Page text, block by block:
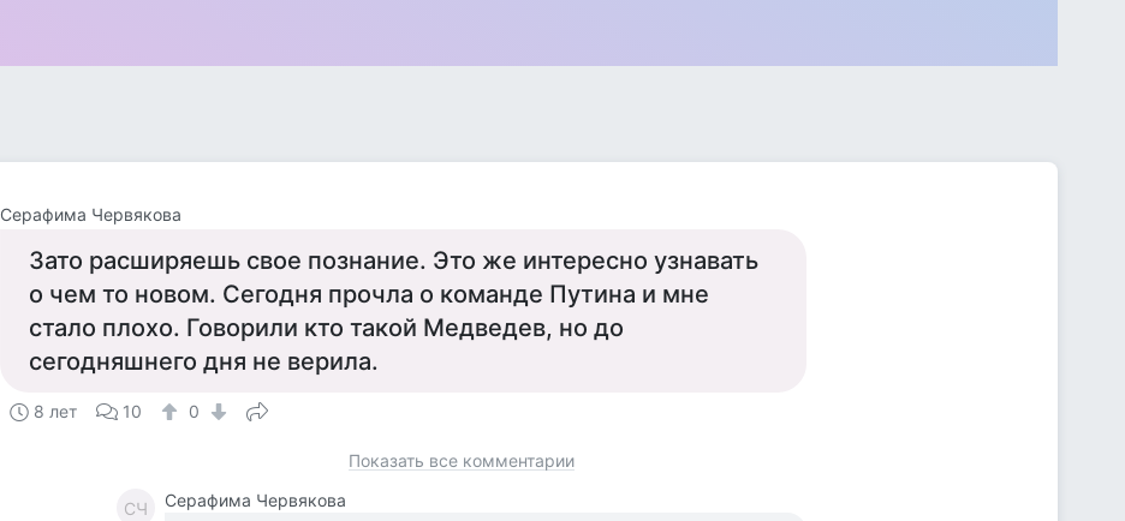
Серафима Червякова
Зато расширяешь свое познание. Это же интересно узнавать
о чем то новом. Сегодня прочла о команде Путина и мне
стало плохо. Говорили кто такой Медведев, но до
сегодняшнего дня не верила.
8 лет 10 0
Показать все комментарии
СЧ Серафима Червякова